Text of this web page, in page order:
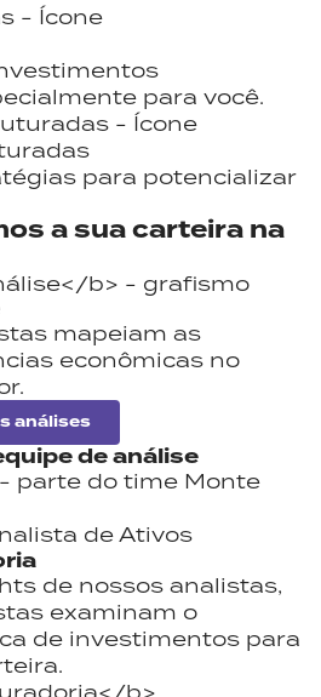
para você.
para potencializar
asua carteira na
mapeiam as
econômicas no
análises
de análise
de Ativos
de nossos analistas,
examinam o
de investimentos para